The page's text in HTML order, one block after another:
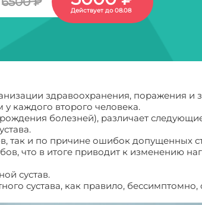
Действует до 08.08
здравоохранения, поражения
у каждого второго человека.
болезней), различает
так и по причине ошибок допущенных
что в итоге приводит к изменению
сустав.
сустава, как правило,